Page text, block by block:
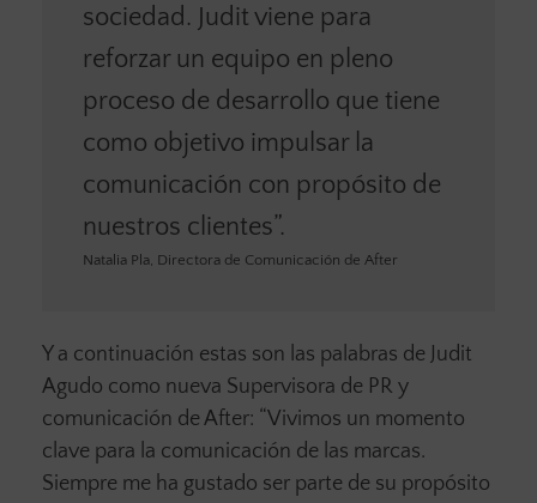
sociedad. Judit viene para
reforzar un equipo en pleno
proceso de desarrollo que tiene
como objetivo impulsar la
comunicación con propósito de
nuestros clientes”.
Natalia Pla, Directora de Comunicación de After
Y a continuación estas son las palabras de Judit
Agudo como nueva Supervisora de PR y
comunicación de After: “Vivimos un momento
clave para la comunicación de las marcas.
Siempre me ha gustado ser parte de su propósito